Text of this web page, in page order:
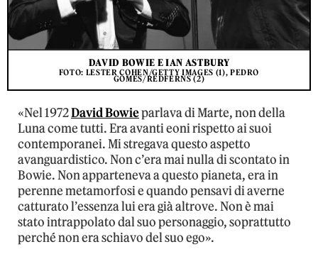
DAVID BOWIE E IAN ASTBURY
FOTO: LESTER COHEN/GETTY IMAGES (1), PEDRO
GOMES/REDFERNS (2)
«Nel 1972David Bowieparlava di Marte, non della
Luna come tutti. Era avanti eoni rispetto ai suoi
contemporanei. Mi stregava questo aspetto
avanguardistico. Non c’era mai nulla di scontato in
Bowie. Non apparteneva a questo pianeta, era in
perenne metamorfosi e quando pensavi di averne
catturato l’essenza lui era già altrove. Non è mai
stato intrappolato dal suo personaggio, soprattutto
perché non era schiavo del suo ego».